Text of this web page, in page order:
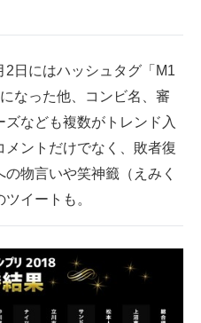
日にはハッシュタグ「M1
なった他、コンビ名、審
なども複数がトレンド入
メントだけでなく、敗者復
物言いや笑神籤（えみく
イートも。